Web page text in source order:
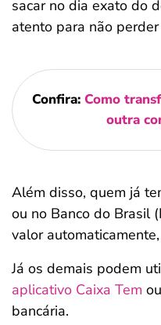
sacar no dia exato do
atento para não
Confira: Como
outra
Além disso, quem já
ou no Banco do Brasil
valor
Já os demais podem
aplicativo Caixa Tem
bancária.